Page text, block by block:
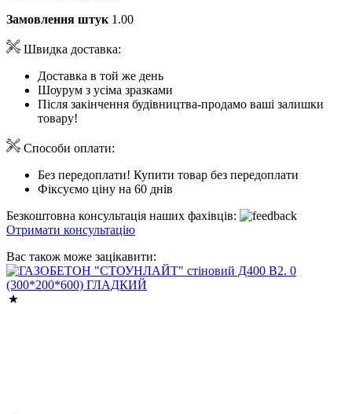
Замовлення штук 1.00
Швидка доставка:
Доставка в той же день
Шоурум з усіма зразками
Після закінчення будівництва-продамо ваші залишки
товару!
Способи оплати:
Без передоплати! Купити товар без передоплати
Фіксуємо ціну на 60 днів
Безкоштовна консультація наших фахівців:
Отримати консультацію
Вас також може зацікавити: